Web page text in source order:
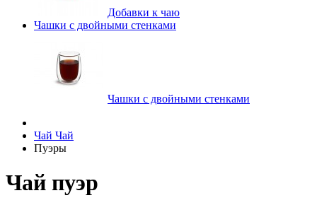
Добавки к чаю
Чашки с двойными стенками
Чашки с двойными стенками
Чай Чай
Пуэры
Чай пуэр